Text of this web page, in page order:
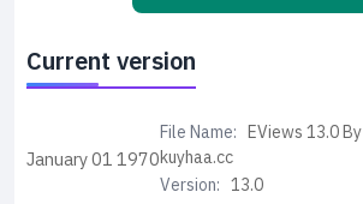
Current version
January 011970
File Name: EViews 13.0 By
kuyhaa.cc
Version: 13.0